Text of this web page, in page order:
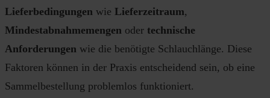
Lieferbedingungen wie Lieferzeitraum,
Mindestabnahmemengen oder technische
Anforderungen wie die benötigte Schlauchlänge. Diese
Faktoren können in der Praxis entscheidend sein, ob eine
Sammelbestellung problemlos funktioniert.